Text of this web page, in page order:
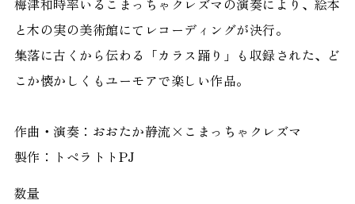
梅津和時率いるこまっちゃクレズマの演奏により、絵本
と木の実の美術館にてレコーディングが決行。
集落に古くから伝わる「カラス踊り」も収録された、ど
こか懐かしくもユーモアで楽しい作品。
作曲・演奏：おおたか静流×こまっちゃクレズマ
製作：トペラトトPJ
数量